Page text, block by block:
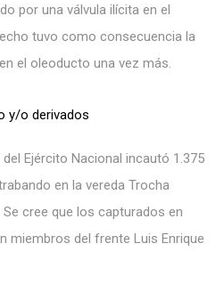
por una válvula ilícita en el
tuvo como consecuencia la
el oleoducto una vez más.
y/o derivados
Ejército Nacional incautó 1.375
en la vereda Trocha
cree que los capturados en
miembros del frente Luis Enrique